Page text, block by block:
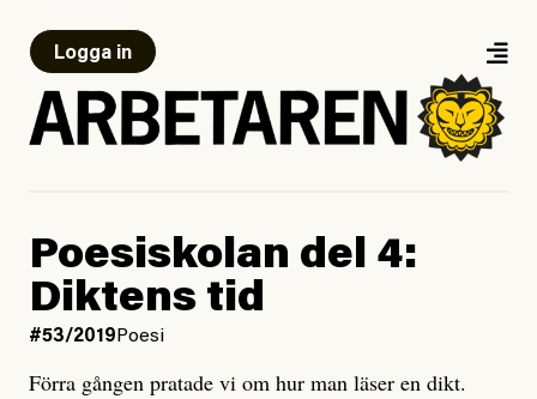
Logga in
Poesiskolan del 4:
Diktens tid
#53/2019Poesi
Förra gången pratade vi om hur man läser en dikt.